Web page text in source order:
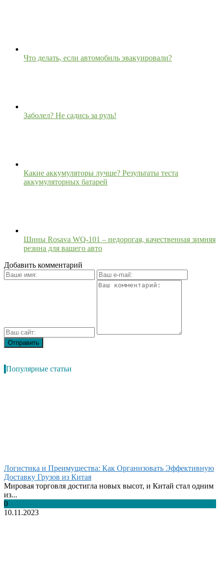
Что делать, если автомобиль эвакуировали?
Заболел? Не садись за руль!
Какие аккумуляторы лучше? Результаты теста
аккумуляторных батарей
Шины Rosava WQ-101 – недорогая, качественная зимняя
резина для вашего авто
Добавить комментарий
Популярные статьи
Логистика и Преимущества: Как Организовать Эффективную
Доставку Грузов из Китая
Мировая торговля достигла новых высот, и Китай стал одним
из...
0
10.11.2023